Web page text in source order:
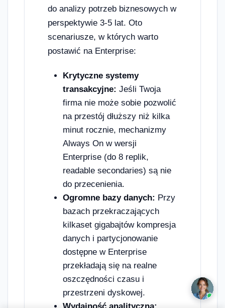
do analizy potrzeb biznesowych w
perspektywie 3-5 lat. Oto
scenariusze, w których warto
postawić na Enterprise:
Krytyczne systemy
transakcyjne: Jeśli Twoja
firma nie może sobie pozwolić
na przestój dłuższy niż kilka
minut rocznie, mechanizmy
Always On w wersji
Enterprise (do 8 replik,
readable secondaries) są nie
do przecenienia.
Ogromne bazy danych: Przy
bazach przekraczających
kilkaset gigabajtów kompresja
danych i partycjonowanie
dostępne w Enterprise
przekładają się na realne
oszczędności czasu i
przestrzeni dyskowej.